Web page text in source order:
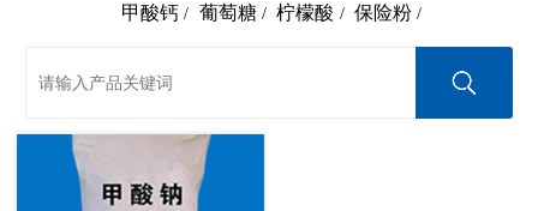
甲酸钙 / 葡萄糖 / 柠檬酸 / 保险粉 /